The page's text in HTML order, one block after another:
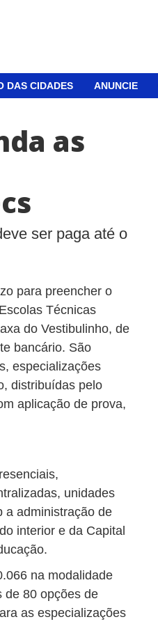
DAS CIDADES ANUNCIE
as
ser paga até o
para preencher o
Técnicas
do Vestibulinho, de
bancário. São
especializações
distribuídas pelo
aplicação de prova,
unidades
a administração de
interior e da Capital
na modalidade
de 80 opções de
as especializações